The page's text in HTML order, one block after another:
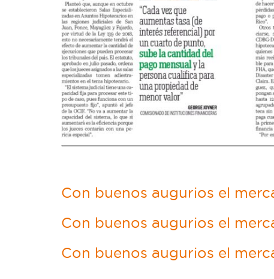
Con buenos augurios el
Con buenos augurios el
Con buenos augurios el